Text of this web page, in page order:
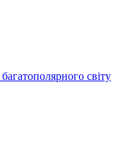
світу